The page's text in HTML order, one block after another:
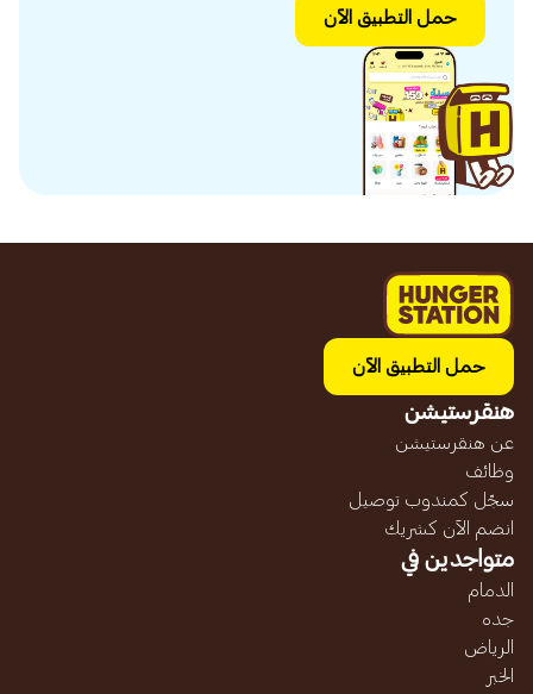
حمل التطبيق الآن
حمل التطبيق الآن
هنقرستيشن
عن هنقرستيشن
وظائف
سجّل كمندوب توصيل
انضم الآن كشريك
متواجدين في
الدمام
جده
الرياض
الخبر